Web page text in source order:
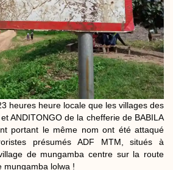
heures heure locale que les villages des
ANDITONGO de la chefferie de BABILA
portant le même nom ont été attaqué
présumés ADF MTM, situés à
de mungamba centre sur la route
mungamba lolwa !